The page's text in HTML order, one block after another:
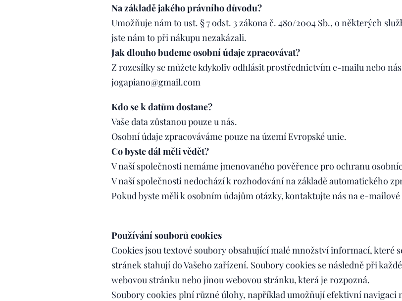
Na základě jakého právního důvodu?
Umožňuje nám to ust. § 7 odst. 3 zákona č. 480/2004 Sb., o některých
jste nám to při nákupu nezakázali.
Jak dlouho budeme osobní údaje zpracovávat?
Z rozesílky se můžete kdykoliv odhlásit prostřednictvím e-mailu nebo
jogapiano@gmail.com
Kdo se k datům dostane?
Vaše data zůstanou pouze u nás.
Osobní údaje zpracováváme pouze na území Evropské unie.
Co byste dál měli vědět?
V naší společnosti nemáme jmenovaného pověřence pro ochranu
V naší společnosti nedochází k rozhodování na základě automatického
Pokud byste měli k osobním údajům otázky, kontaktujte nás na e-
Používání souborů cookies
Cookies jsou textové soubory obsahující malé množství informací, které
stránek stahují do Vašeho zařízení. Soubory cookies se následně při
webovou stránku nebo jinou webovou stránku, která je rozpozná.
Soubory cookies plní různé úlohy, například umožňují efektivní navigaci